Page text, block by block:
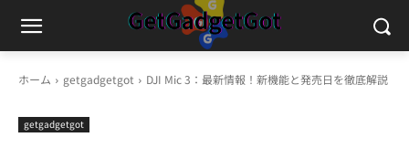
ホーム getgadgetgot DJI Mic 3：最新情報！新機能と発売日を徹底解説
getgadgetgot